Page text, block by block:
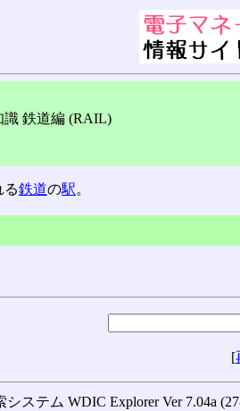
識 鉄道編 (RAIL)
る鉄道の駅。
[
ステム WDIC Explorer Ver 7.04a